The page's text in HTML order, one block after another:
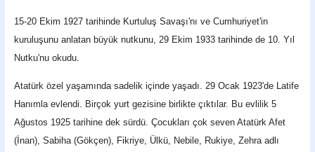
15-20 Ekim 1927 tarihinde Kurtuluş Savaşı'nı ve Cumhuriyet'in
kuruluşunu anlatan büyük nutkunu, 29 Ekim 1933 tarihinde de 10. Yıl
Nutku'nu okudu.
Atatürk özel yaşamında sadelik içinde yaşadı. 29 Ocak 1923'de Latife
Hanımla evlendi. Birçok yurt gezisine birlikte çıktılar. Bu evlilik 5
Ağustos 1925 tarihine dek sürdü. Çocukları çok seven Atatürk Afet
(İnan), Sabiha (Gökçen), Fikriye, Ülkü, Nebile, Rukiye, Zehra adlı